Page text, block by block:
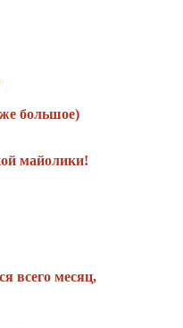
большое)
майолики!
всего месяц,